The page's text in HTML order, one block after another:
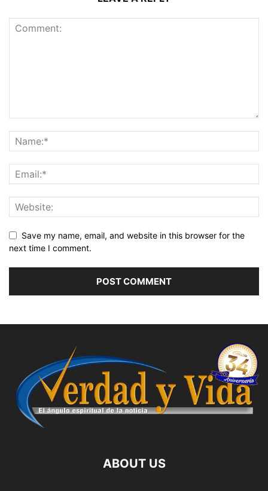
Save my name, email, and website in this browser for the
next time I comment.
ABOUT US